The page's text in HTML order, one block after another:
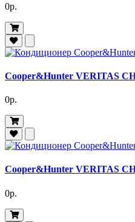
0р.
Cooper&Hunter VERITAS
0р.
Cooper&Hunter VERITAS
0р.